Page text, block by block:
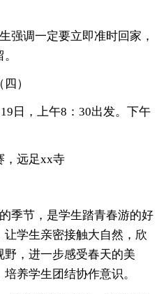
强调一定要立即准时回家，
）
19日，上午8：30出发。下午
，远足xx寺
季节，是学生踏青春游的好
学生亲密接触大自然，欣
，进一步感受春天的美
养学生团结协作意识。